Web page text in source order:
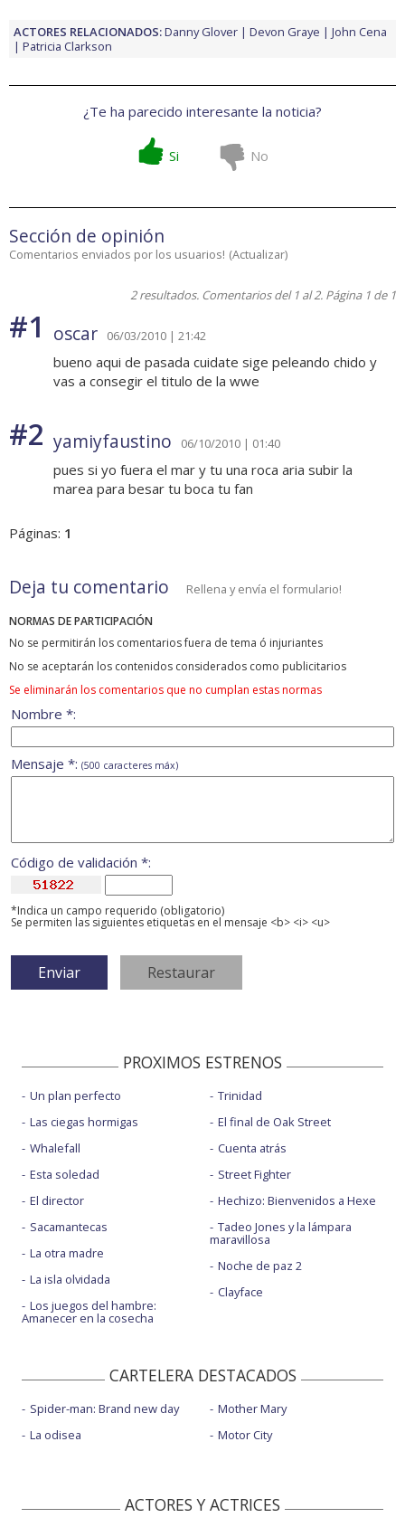
ACTORES RELACIONADOS:Danny Glover Devon Graye
John Cena
Patricia Clarkson
¿Te ha parecido interesante la noticia?
Si No
Sección de opinión
Comentarios enviados por los usuarios! (Actualizar)
2 resultados. Comentarios del 1 al 2. Página 1 de 1
#1 oscar 06/03/2010 | 21:42
bueno aqui de pasada cuidate sige peleando chido y
vas a consegir el titulo de la wwe
#2 yamiyfaustino 06/10/2010 | 01:40
pues si yo fuera el mar y tu una roca aria subir la
marea para besar tu boca tu fan
Páginas: 1
Deja tu comentario Rellena y envía el formulario!
NORMAS DE PARTICIPACIÓN
No se permitirán los comentarios fuera de tema ó injuriantes
No se aceptarán los contenidos considerados como publicitarios
Se eliminarán los comentarios que no cumplan estas normas
Nombre *:
Mensaje *: (500 caracteres máx)
Código de validación *:
*Indica un campo requerido (obligatorio)
Se permiten las siguientes etiquetas en el mensaje <b> <i> <u>
PROXIMOS ESTRENOS
Un plan perfecto
Las ciegas hormigas
Whalefall
Esta soledad
El director
Sacamantecas
La otra madre
La isla olvidada
Los juegos del hambre:
Amanecer en la cosecha
Trinidad
El final de Oak Street
Cuenta atrás
Street Fighter
Hechizo: Bienvenidos a Hexe
Tadeo Jones y la lámpara
maravillosa
Noche de paz 2
Clayface
CARTELERA DESTACADOS
Spider-man: Brand new day
La odisea
Mother Mary
Motor City
ACTORES Y ACTRICES